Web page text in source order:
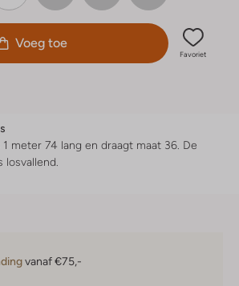
Voeg toe
Favoriet
1 meter 74 lang en draagt maat 36. De
losvallend
vanaf €75,-